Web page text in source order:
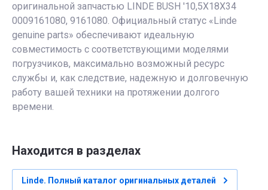
оригинальной запчастью LINDE BUSH '10,5X18X34
0009161080, 9161080. Официальный статус «Linde
genuine parts» обеспечивают идеальную
совместимость с соответствующими моделями
погрузчиков, максимально возможный ресурс
службы и, как следствие, надежную и долговечную
работу вашей техники на протяжении долгого
времени.
Находится в разделах
Linde. Полный каталог оригинальных деталей